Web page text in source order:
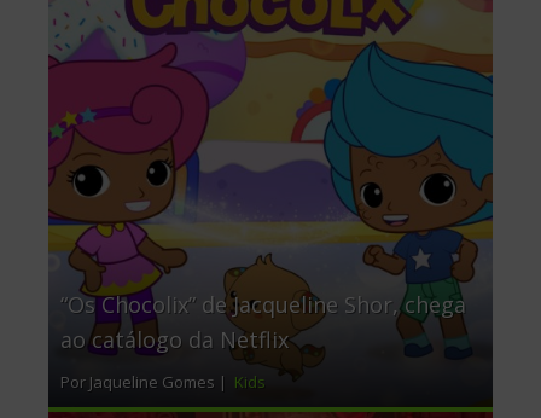
“Os Chocolix” de Jacqueline Shor, chega
ao catálogo da Netflix
Por Jaqueline Gomes | Kids